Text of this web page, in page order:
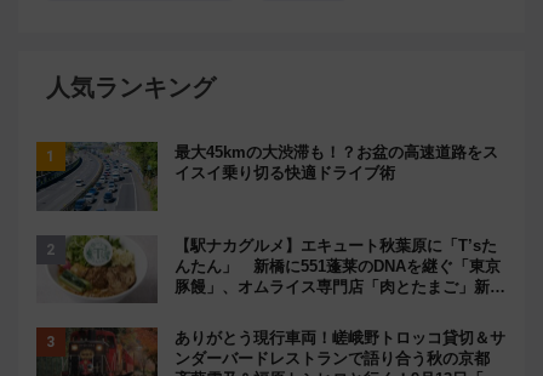
人気ランキング
最大45kmの大渋滞も！？お盆の高速道路をス
イスイ乗り切る快適ドライブ術
【駅ナカグルメ】エキュート秋葉原に「T’sた
んたん」 新橋に551蓬莱のDNAを継ぐ「東京
豚饅」、オムライス専門店「肉とたまご」新グ
ありがとう現行車両！嵯峨野トロッコ貸切＆サ
ンダーバードレストランで語り合う秋の京都